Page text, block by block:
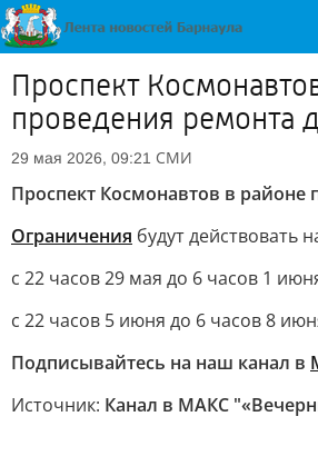
Проспект
проведения ремонта
29 мая 2026, 09:21 СМИ
Проспект Космонавтов в районе
Ограничения будут действовать
с 22 часов 29 мая до 6 часов 1
с 22 часов 5 июня до 6 часов 8
Подписывайтесь на наш канал в
Источник: Канал в МАКС